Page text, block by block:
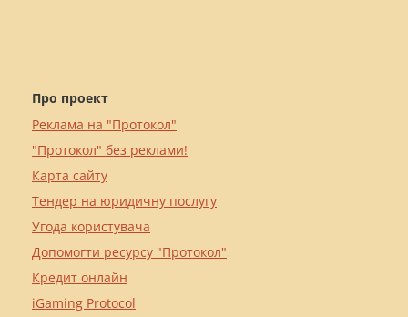
Про проект
Реклама на "Протокол"
"Протокол" без реклами!
Карта сайту
Тендер на юридичну послугу
Угода користувача
Допомогти ресурсу "Протокол"
Кредит онлайн
iGaming Protocol